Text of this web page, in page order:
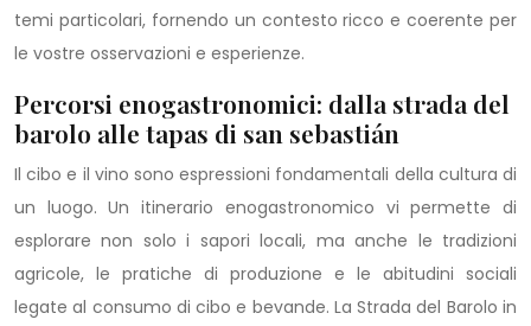
temi particolari, fornendo un contesto ricco e coerente per
le vostre osservazioni e esperienze.
Percorsi enogastronomici: dalla strada del
barolo alle tapas di san sebastián
Il cibo e il vino sono espressioni fondamentali della cultura di
un luogo. Un itinerario enogastronomico vi permette di
esplorare non solo i sapori locali, ma anche le tradizioni
agricole, le pratiche di produzione e le abitudini sociali
legate al consumo di cibo e bevande. La Strada del Barolo in